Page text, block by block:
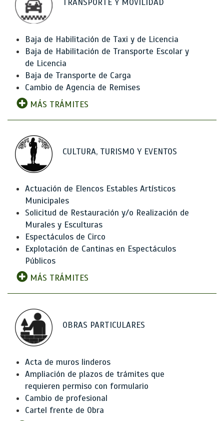
TRANSPORTE Y MOVILIDAD
Baja de Habilitación de Taxi y de Licencia
Baja de Habilitación de Transporte Escolar y
de Licencia
Baja de Transporte de Carga
Cambio de Agencia de Remises
MÁS TRÁMITES
CULTURA, TURISMO Y EVENTOS
Actuación de Elencos Estables Artísticos
Municipales
Solicitud de Restauración y/o Realización de
Murales y Esculturas
Espectáculos de Circo
Explotación de Cantinas en Espectáculos
Públicos
MÁS TRÁMITES
OBRAS PARTICULARES
Acta de muros linderos
Ampliación de plazos de trámites que
requieren permiso con formulario
Cambio de profesional
Cartel frente de Obra